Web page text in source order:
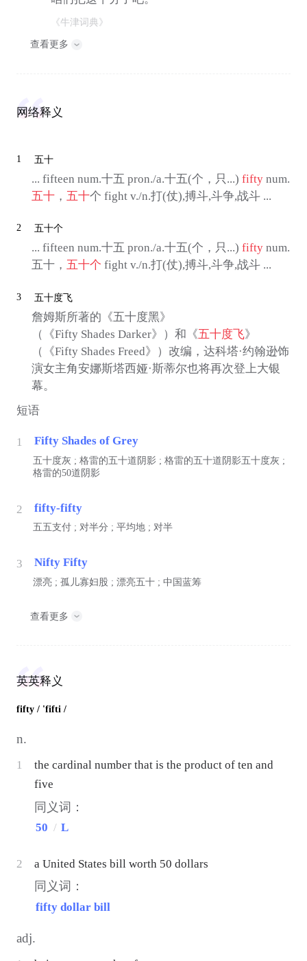
《牛津词典》
查看更多
网络释义
1 五十
... fifteen num.十五 pron./a.十五(个，只...) fiftynum.
五十， 五十个 fight v./n.打(仗),搏斗,斗争,战斗 ...
2 五十个
... fifteen num.十五 pron./a.十五(个，只...) fiftynum.
五十， 五十个 fight v./n.打(仗),搏斗,斗争,战斗 ...
3 五十度飞
詹姆斯所著的《五十度黑》
（《Fifty Shades Darker》）和《五十度飞》
（《Fifty Shades Freed》）改编，达科塔·约翰逊饰
演女主角安娜斯塔西娅·斯蒂尔也将再次登上大银
幕。
短语
1 Fifty Shades of Grey
五十度灰 ; 格雷的五十道阴影 ; 格雷的五十道阴影五十度灰 ;
格雷的50道阴影
2 fifty-fifty
五五支付 ; 对半分 ; 平均地 ; 对半
3 Nifty Fifty
漂亮 ; 孤儿寡妇股 ; 漂亮五十 ; 中国蓝筹
查看更多
英英释义
fifty / 'fifti /
n.
1
the cardinal number that is the product of ten and
five
同义词：
50 / L
2 a United States bill worth 50 dollars
同义词：
fifty dollar bill
adj.